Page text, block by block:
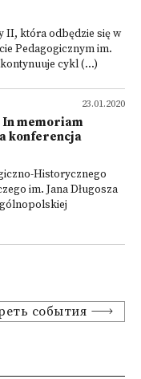
II, która odbędzie się w
Pedagogicznym im.
cykl (...)
23.01.2020
In memoriam
konferencja
Historycznego
im. Jana Długosza
события